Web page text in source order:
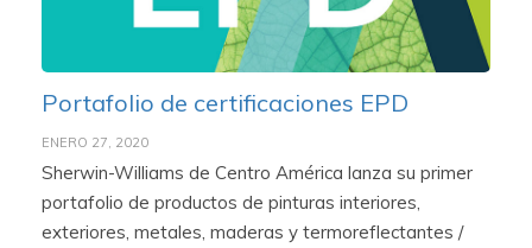
Portafolio de certificaciones EPD
ENERO 27, 2020
Sherwin-Williams de Centro América lanza su primer
portafolio de productos de pinturas interiores,
exteriores, metales, maderas y termoreflectantes /